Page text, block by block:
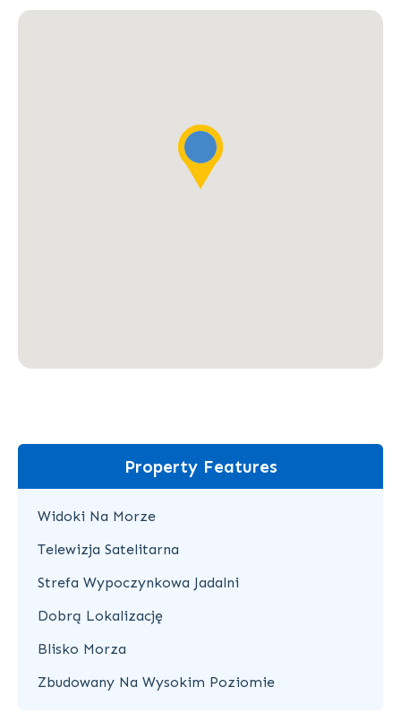
Property Features
Widoki Na Morze
Telewizja Satelitarna
Strefa Wypoczynkowa Jadalni
Dobrą Lokalizację
Blisko Morza
Zbudowany Na Wysokim Poziomie